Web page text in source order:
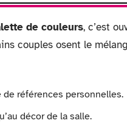
de couleurs, c’est
couples osent le
de références personnelles.
décor de la salle.